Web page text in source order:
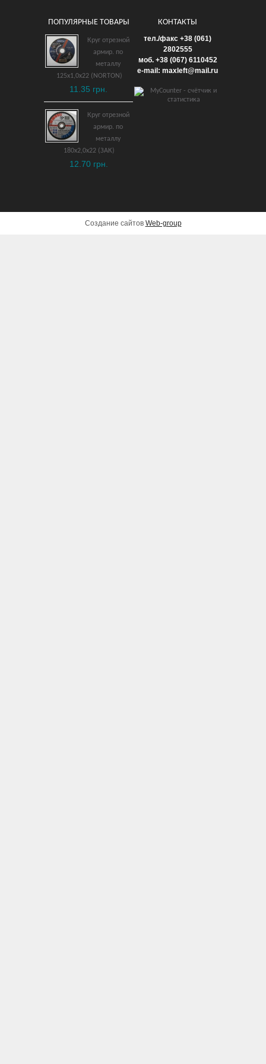
Ключ рожковый
односторонний 22 мм
взрывобезопасный ВБ
1,200 грн.
ДОБАВИТЬ В КОРЗИНУ
ПОПУЛЯРНЫЕ ТОВАРЫ
Круг отрезной
армир. по
металлу
125х1,0х22 (NORTON)
11.35 грн.
Круг отрезной
армир. по
металлу
180х2,0х22 (ЗАК)
12.70 грн.
КОНТАКТЫ
тел./факс +38 (061)
2802555
моб. +38 (067) 6110452
e-mail: maxleft@mail.ru
Создание сайтов Web-group